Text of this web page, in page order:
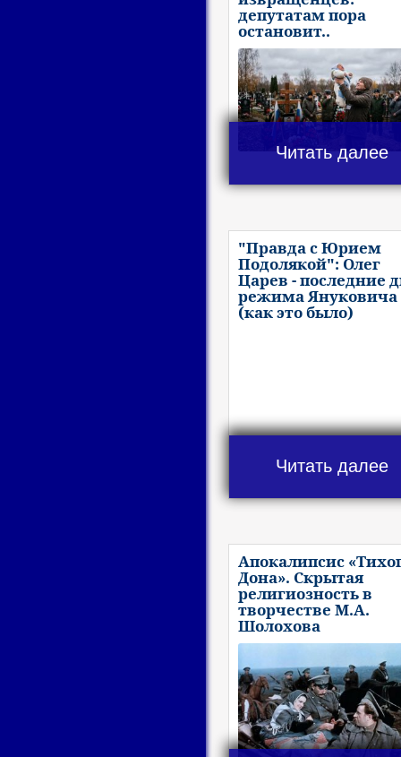
депутатам пора
остановит..
Читать далее
"Правда с Юрием
Подолякой": Олег
Царев - последние
режима Януковича
(как это было)
Читать далее
Апокалипсис
Дона». Скрытая
религиозность в
творчестве М.А.
Шолохова